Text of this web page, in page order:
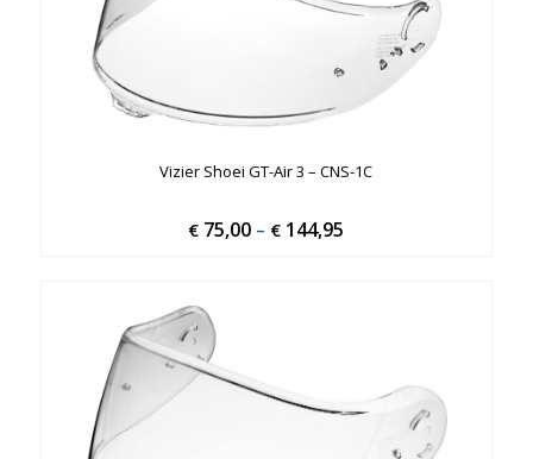
Vizier Shoei GT-Air 3 – CNS-1C
€ 75,00 – € 144,95